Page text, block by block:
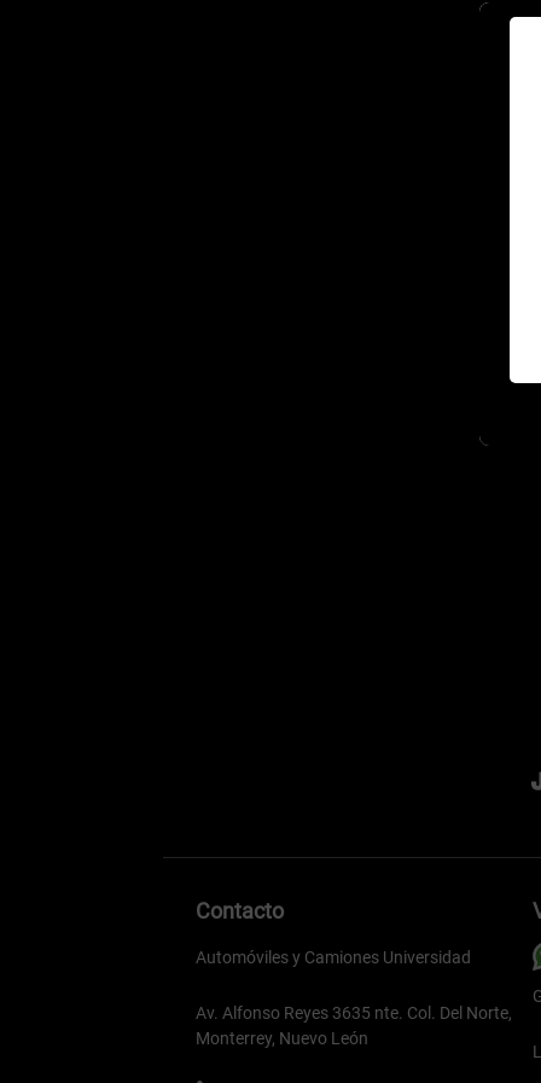
Contacto
Automóviles y Camiones Universidad
Av. Alfonso Reyes 3635 nte. Col. Del Norte,
Monterrey, Nuevo León